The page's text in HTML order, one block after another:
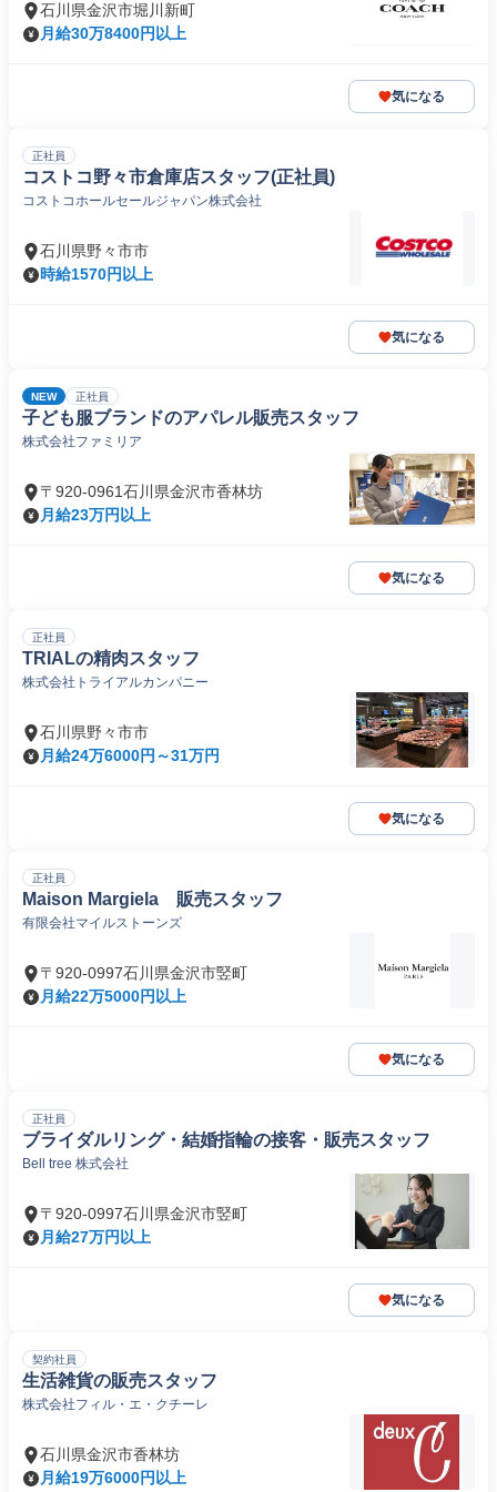
石川県金沢市堀川新町
月給30万8400円以上
気になる
正社員
コストコ野々市倉庫店スタッフ(正社員)
コストコホールセールジャパン株式会社
石川県野々市市
時給1570円以上
気になる
NEW 正社員
子ども服ブランドのアパレル販売スタッフ
株式会社ファミリア
〒920-0961石川県金沢市香林坊
月給23万円以上
気になる
正社員
TRIALの精肉スタッフ
株式会社トライアルカンパニー
石川県野々市市
月給24万6000円～31万円
気になる
正社員
Maison Margiela 販売スタッフ
有限会社マイルストーンズ
〒920-0997石川県金沢市竪町
月給22万5000円以上
気になる
正社員
ブライダルリング・結婚指輪の接客・販売スタッフ
Bell tree 株式会社
〒920-0997石川県金沢市竪町
月給27万円以上
気になる
契約社員
生活雑貨の販売スタッフ
株式会社フィル・エ・クチーレ
石川県金沢市香林坊
月給19万6000円以上